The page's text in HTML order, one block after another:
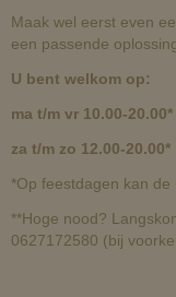
Maak wel eerst even
een passende
U bent welkom op:
ma t/m vr 10.00-20.00*
za t/m zo 12.00-20.00*
*Op feestdagen kan de
**Hoge nood?
0627172580 (bij